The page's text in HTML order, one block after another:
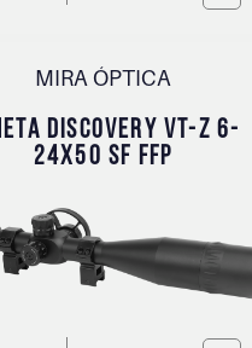
MIRA ÓPTICA
DISCOVERY VT-Z 6-
24X50 SF FFP